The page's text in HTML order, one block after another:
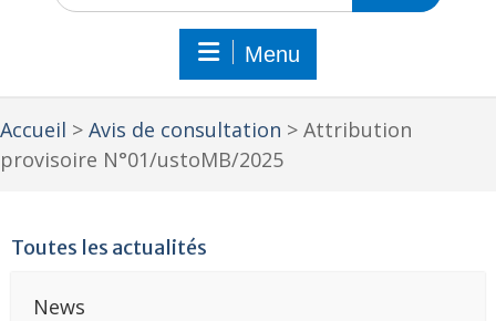
Menu
Accueil > Avis de consultation > Attribution
provisoire N°01/ustoMB/2025
Toutes les actualités
News